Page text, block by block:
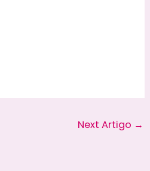
Next Artigo →